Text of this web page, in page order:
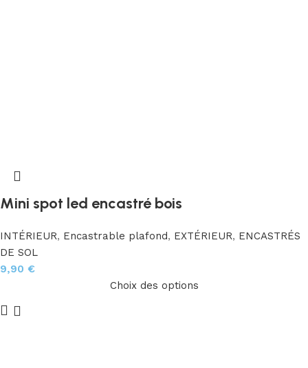
Mini spot led encastré bois
INTÉRIEUR, Encastrable plafond, EXTÉRIEUR, ENCASTRÉS
DE SOL
9,90 €
Choix des options